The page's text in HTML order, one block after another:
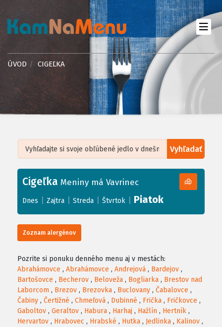
ÚVOD CIGEĽKA
Vyhľadať
+
−
Leaflet| ©OpenStreetMap, Tiles courtesy ofHumanitarian OpenStreetMap
Cigeľka Meniny má Vavrinec
Dnes Zajtra Streda Štvrtok Piatok
Zoznam alergénov
Pozrite si ponuku denného menu aj v mestách:
Abrahámovce , Abrahámovce , Andrejová , Bardejov ,
Bartošovce , Becherov , Beloveža , Bogliarka , Brestov nad
Laborcom , Brezov , Brezovka , Buclovany , Čabalovce ,
Čabiny , Čertižné , Chmeľová , Dubinné , Frička , Fričkovce ,
Gaboltov , Geraltov , Habura , Harhaj , Hažlín , Hertník ,
Hervartov , Hrabovec , Hrabské , Hutka , Jedlinka , Kalinov ,